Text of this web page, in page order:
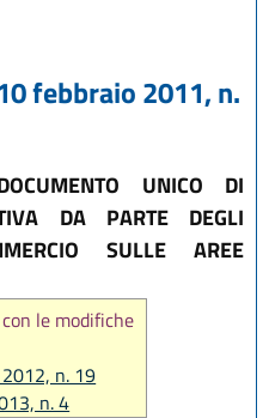
febbraio 2011, n.
UNICO DI
DA PARTE DEGLI
SULLE AREE
le modifiche
n. 19
n. 4